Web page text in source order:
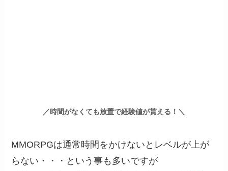
／時間がなくても放置で経験値が貰える！＼
MMORPGは通常時間をかけないとレベルが上が
らない・・・という事も多いですが